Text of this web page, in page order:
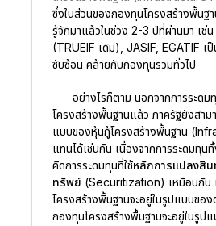
ซึ่งในส่วนของกองทุนโครงสร้างพื้นฐ
รู้จักมาแล้วในช่วง 2-3 ปีที่ผ่านมา เช่
(TRUEIF เดิม), JASIF, EGATIF เ
ซับซ้อน คล้ายกับกองทุนรวมทั่วไป
อย่างไรก็ตาม นอกจากการระด
โครงสร้างพื้นฐานแล้ว ภาครัฐยังสาม
แบบของหุ้นกู้โครงสร้างพื้นฐาน
แทนได้เช่นกัน เนื่องจากการระดมทุน
คิดการระดมทุนที่ใช้หลักการแปลงสิ
ทรัพย์ (Securitization) เหมือนกั
โครงสร้างพื้นฐานจะอยู่ในรูปแบบขอ
กองทุนโครงสร้างพื้นฐานจะอยู่ในรูป